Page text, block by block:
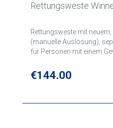
Rettungsweste
Rettungsweste mit
(manuelle Auslösung),
für Personen mit einem
Regular price:
€144.00